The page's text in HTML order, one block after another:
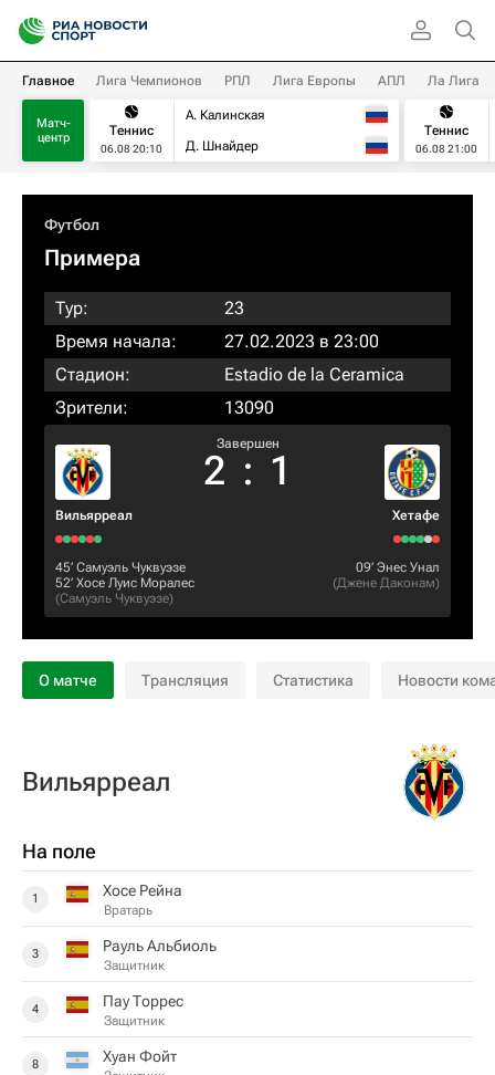
Главное Лига Чемпионов РПЛ Лига Европы АПЛ Ла Лига
Матч-
центр
Теннис
06.08 20:10
А. Калинская
Д. Шнайдер
Теннис
06.08 21:00
Футбол
Примера
Тур:
23
Время начала:
27.02.2023 в 23:00
Стадион:
Estadio de la Ceramica
Зрители:
13090
Вильярреал
Завершен
2 : 1
Хетафе
45‎’‎ Самуэль Чуквуэзе
52‎’‎ Хосе Луис Моралес
(Самуэль Чуквуэзе)
09‎’‎ Энес Унал
(Джене Даконам)
О матче Трансляция Статистика Новости
Вильярреал
На поле
1 Хосе Рейна
Вратарь
3 Рауль Альбиоль
Защитник
4 Пау Торрес
Защитник
8 Хуан Фойт